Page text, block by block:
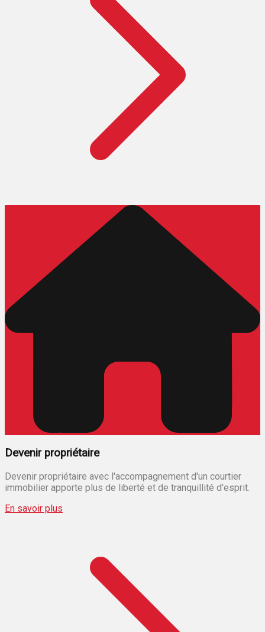
Devenir propriétaire
Devenir propriétaire avec l'accompagnement d'un courtier
immobilier apporte plus de liberté et de tranquillité d'esprit.
En savoir plus